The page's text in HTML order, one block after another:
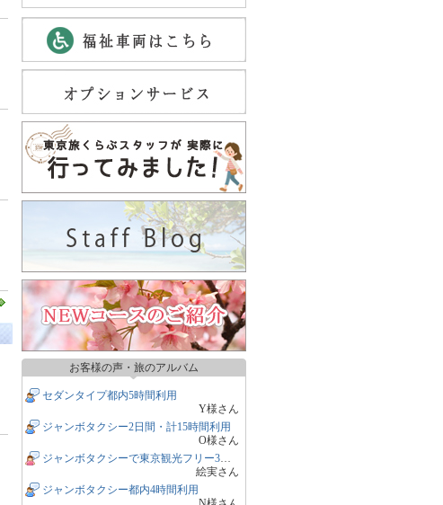
お客様の声・旅のアルバム
セダンタイプ都内5時間利用
Y様さん
ジャンボタクシー2日間・計15時間利用
O様さん
ジャンボタクシーで東京観光フリー3時間
絵実さん
ジャンボタクシー都内4時間利用